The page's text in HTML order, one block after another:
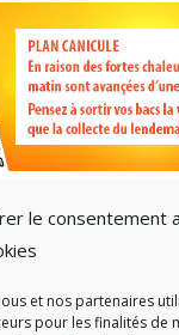
le consentement
et nos partenaires
pour les finalités de